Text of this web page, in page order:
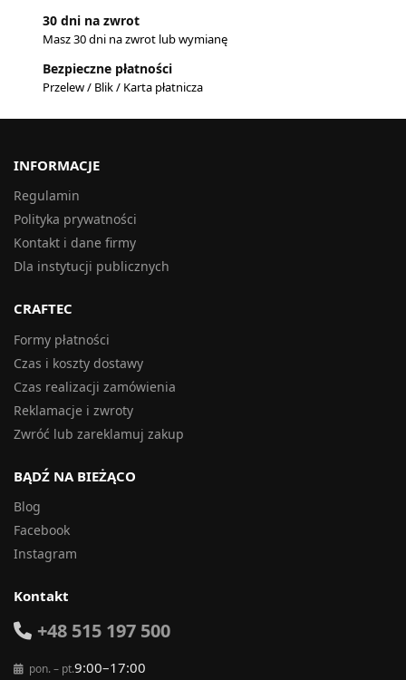
30 dni na zwrot
Masz 30 dni na zwrot lub wymianę
Bezpieczne płatności
Przelew / Blik / Karta płatnicza
INFORMACJE
Regulamin
Polityka prywatności
Kontakt i dane firmy
Dla instytucji publicznych
CRAFTEC
Formy płatności
Czas i koszty dostawy
Czas realizacji zamówienia
Reklamacje i zwroty
Zwróć lub zareklamuj zakup
BĄDŹ NA BIEŻĄCO
Blog
Facebook
Instagram
Kontakt
+48 515 197 500
pon. – pt.9:00–17:00